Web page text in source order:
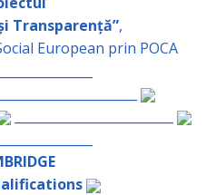
Transparență”,
European prin POCA